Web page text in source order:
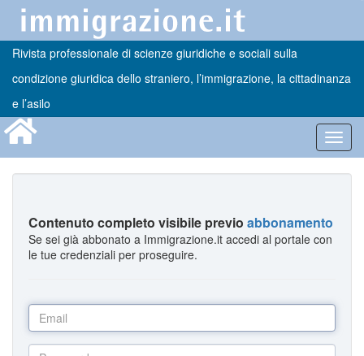
Rivista professionale di scienze giuridiche e sociali sulla
condizione giuridica dello straniero, l’immigrazione, la cittadinanza
e l’asilo
Contenuto completo visibile previo abbonamento
Se sei già abbonato a Immigrazione.it accedi al portale con
le tue credenziali per proseguire.